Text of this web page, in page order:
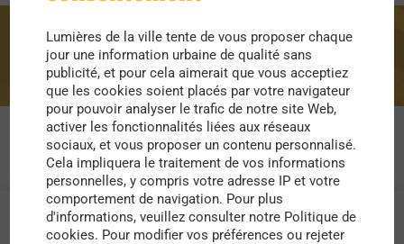
maire
Lumières de la ville tente de vous proposer chaque
jour une information urbaine de qualité sans
publicité, et pour cela aimerait que vous acceptiez
que les cookies soient placés par votre navigateur
pour pouvoir analyser le trafic de notre site Web,
activer les fonctionnalités liées aux réseaux
sociaux, et vous proposer un contenu personnalisé.
Cela impliquera le traitement de vos informations
personnelles, y compris votre adresse IP et votre
comportement de navigation. Pour plus
d'informations, veuillez consulter notre Politique de
cookies. Pour modifier vos préférences ou rejeter